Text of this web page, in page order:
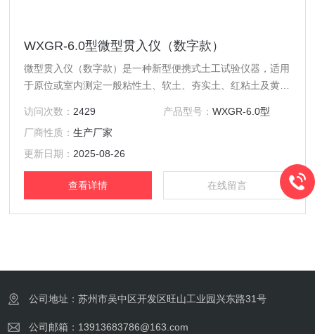
WXGR-6.0型微型贯入仪（数字款）
微型贯入仪（数字款）是一种新型便携式土工试验仪器，适用
于原位或室内测定一般粘性土、软土、夯实土、红粘土及黄土
仪可以提高待测土体的描述精度，减少人为误差。
访问次数： 2429 产品型号： WXGR-6.0型
厂商性质：生产厂家
更新日期： 2025-08-26
查看详情 在线留言
公司地址：苏州市吴中区开发区旺山工业园兴东路31号
公司邮箱：13913683786@163.com